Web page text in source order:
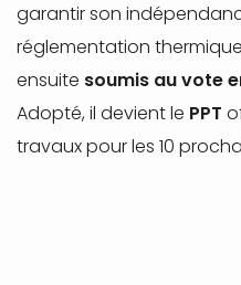
garantir son
réglementation
ensuite soumis au vote
Adopté, il devient le PPT
travaux pour les 10